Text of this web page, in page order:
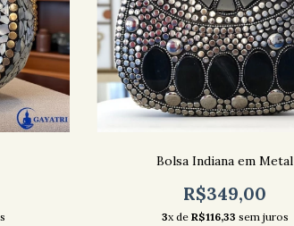
Bolsa Indiana em Metal
R$349,00
3x de R$116,33 sem juros